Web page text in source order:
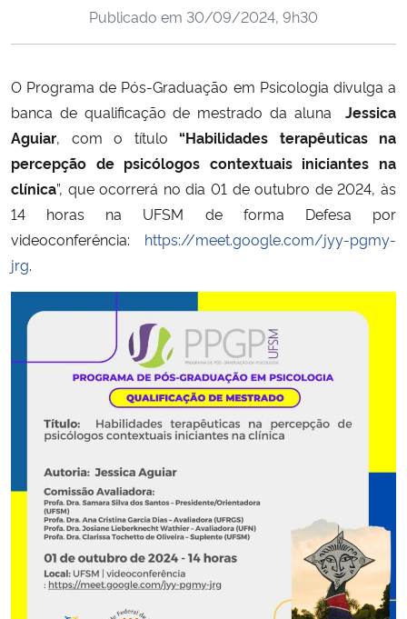
Ministério da Cidadania
Ministério de Minas e Energia
Ministério da Ciência, Tecnologia, Inovações e Comunicações
Ministério do Meio Ambiente
Controladoria-Geral da União
Ministério da Mulher, da Família e dos Direitos Humanos
Secretaria de Governo
Gabinete de Segurança Institucional
Advocacia-Geral da União
Publicado em 30/09/2024, 9h30
O Programa de Pós-Graduação em Psicologia divulga a
banca de qualificação de mestrado da aluna Jessica
Aguiar, com o título “Habilidades terapêuticas na
percepção de psicólogos contextuais iniciantes na
clínica”, que ocorrerá no dia 01 de outubro de 2024, às
14 horas na UFSM de forma Defesa por
videoconferência: https://meet.google.com/jyy-pgmy-
jrg.